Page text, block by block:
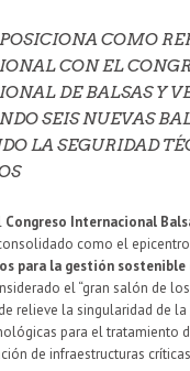
COMO
CON EL
DE BALSAS Y
SEIS NUEVAS
LA SEGURIDAD
Congreso Internacional
como el
para la gestión sostenible
el “gran salón de los
relieve la singularidad de
para el tratamiento
de infraestructuras